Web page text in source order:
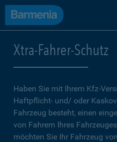
Xtra-Fahrer-Schutz
Haben Sie mit Ihrem Kfz-
Haftpflicht- und/ oder
Fahrzeug besteht, einen
von Fahrern Ihres
möchten Sie Ihr Fahrzeug